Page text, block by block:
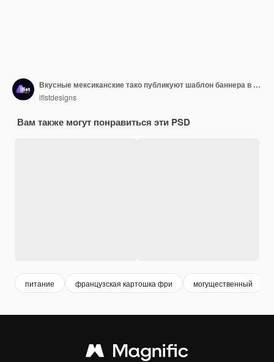
Вкусные мексиканские тако публикуют шаблон баннера в социальных сетях
ifistdesigns
Вам также могут понравиться эти PSD
питание французская картошка фри могущественный